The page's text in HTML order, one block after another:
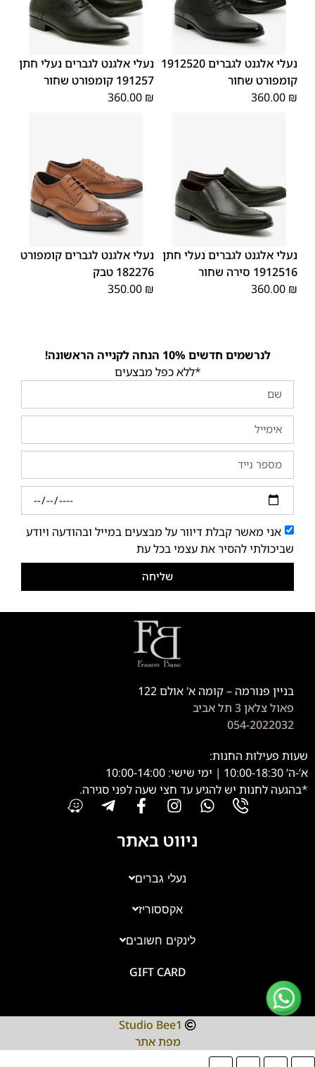
40
41
42
43
44
נעלי אלגנט לגברים 1912520
קומפורט שחור
360.00 ₪
40
41
42
43
44
נעלי אלגנט לגברים נעלי חתן
191257 קומפורט שחור
360.00 ₪
40
41
42
43
44
נעלי אלגנט לגברים נעלי חתן
1912516 סירה שחור
360.00 ₪
40
41
42
43
נעלי אלגנט לגברים קומפורט
182276 טבק
350.00 ₪
לנרשמים חדשים 10% הנחה לקנייה הראשונה!
*ללא כפל מבצעים
אני מאשר קבלת דיוור על מבצעים במייל ובהודעה ויודע
שביכולתי להסיר את עצמי בכל עת
שליחה
בניין פנורמה – קומה א' אולם 122
פאול צלאן 3 תל אביב
054-2022032
שעות פעילות החנות:
א’-ה’ 10:00-18:30 | ימי שישי: 10:00-14:00
*בהגעה לחנות יש להגיע עד חצי שעה לפני סגירה.
ניווט באתר
נעלי גברים
אקססוריז
לינקים חשובים
GIFT CARD
Studio Bee1
מפת אתר